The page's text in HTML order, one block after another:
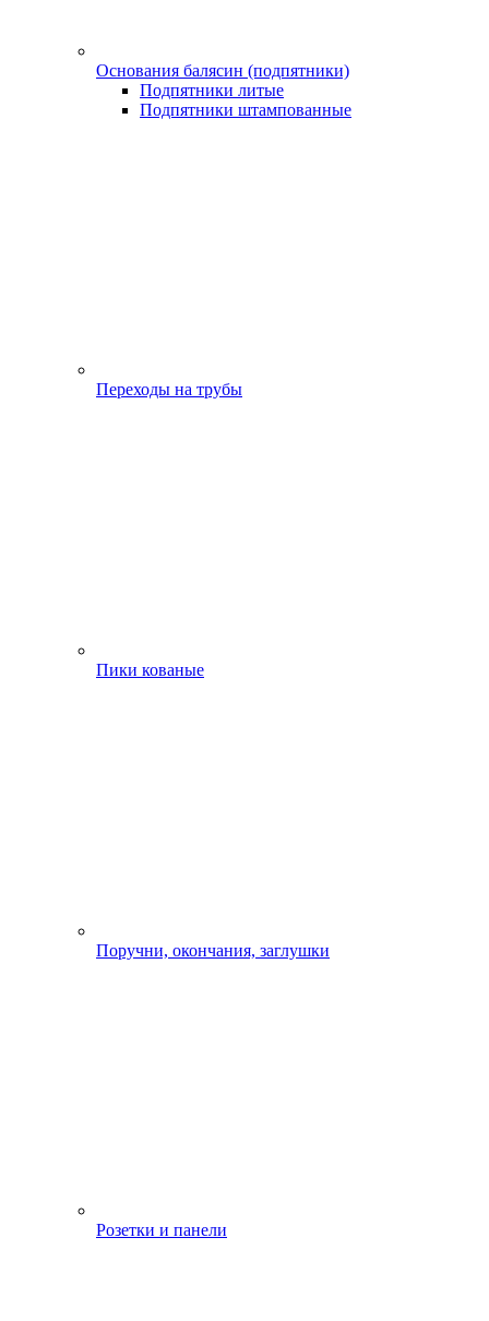
Основания балясин (подпятники)
Подпятники литые
Подпятники штампованные
Переходы на трубы
Пики кованые
Поручни, окончания, заглушки
Розетки и панели